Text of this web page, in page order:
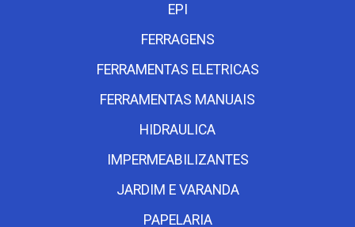
EPI
FERRAGENS
FERRAMENTAS ELETRICAS
FERRAMENTAS MANUAIS
HIDRAULICA
IMPERMEABILIZANTES
JARDIM E VARANDA
PAPELARIA